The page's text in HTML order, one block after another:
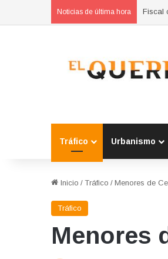
Noticias de última hora
Tráfico Urbanismo
Inicio / Tráfico / Menores de
Tráfico
Menores